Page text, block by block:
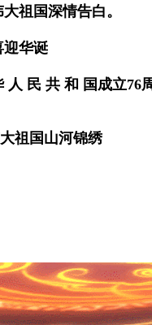
祖国深情告白。
迎华诞
人 民 共 和 国成立76
祖国山河锦绣